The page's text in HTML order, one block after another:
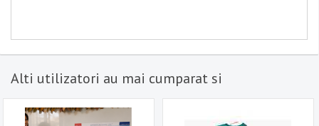
Alti utilizatori au mai cumparat si